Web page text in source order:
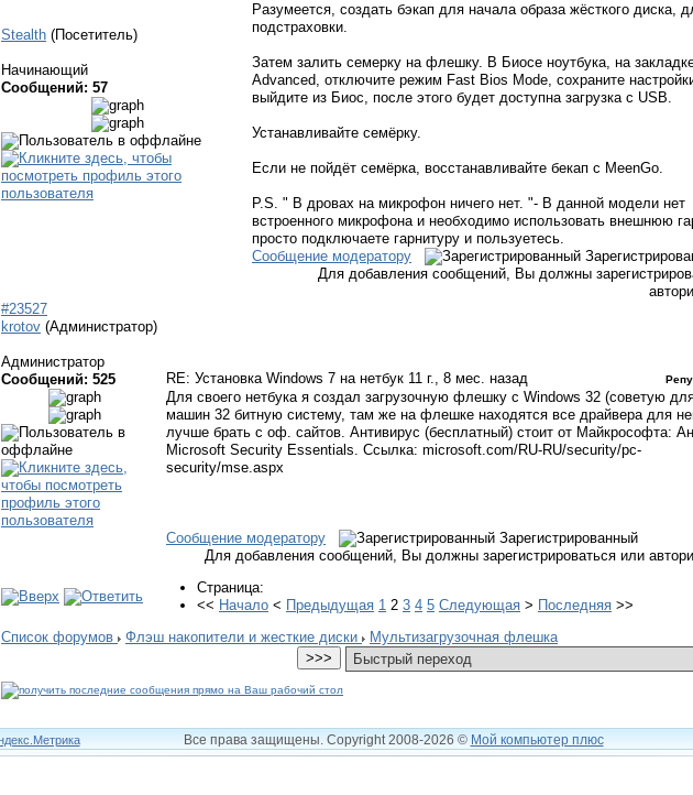
Stealth (Посетитель)
Начинающий
Сообщений: 57
Разумеется, создать бэкап для начала образа жёсткого диска,
подстраховки.
Затем залить семерку на флешку. В Биосе ноутбука, на
Advanced, отключите режим Fast Bios Mode, сохраните
выйдите из Биос, после этого будет доступна загрузка с USB.
Устанавливайте семёрку.
Если не пойдёт семёрка, восстанавливайте бекап с MeenGo.
P.S. " В дровах на микрофон ничего нет. "- В данной модели нет
встроенного микрофона и необходимо использовать внешнюю
просто подключаете гарнитуру и пользуетесь.
Сообщение модератору
Для добавления сообщений, Вы должны
#23527
krotov (Администратор)
Администратор
Сообщений: 525
RE: Установка Windows 7 на нетбук 11 г., 8 мес. назад
Для своего нетбука я создал загрузочную флешку с Windows 32 (советую
машин 32 битную систему, там же на флешке находятся все драйвера для
лучше брать с оф. сайтов. Антивирус (бесплатный) стоит от Майкрософта:
Microsoft Security Essentials. Ссылка: microsoft.com/RU-RU/security/pc-
security/mse.aspx
Сообщение модератору
Зарегистрированный
Для добавления сообщений, Вы должны зарегистрироваться или
Страница:
<< Начало < Предыдущая 1 2 3 4 5 Следующая > Последняя >>
Список форумов
Флэш накопители и жесткие диски Мультизагрузочная флешка
Все права защищены. Copyright2008-2026 © Мой компьютер плюс